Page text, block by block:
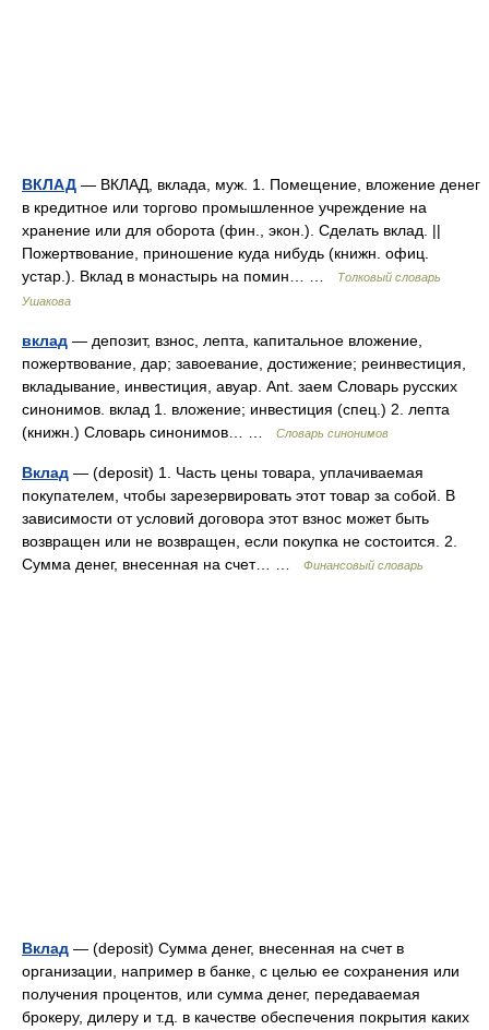
ВКЛАД — ВКЛАД, вклада, муж. 1. Помещение, вложение денег
в кредитное или торгово промышленное учреждение на
хранение или для оборота (фин., экон.). Сделать вклад. ||
Пожертвование, приношение куда нибудь (книжн. офиц.
устар.). Вклад в монастырь на помин… …
Толковый словарь
Ушакова
вклад — депозит, взнос, лепта, капитальное вложение,
пожертвование, дар; завоевание, достижение; реинвестиция,
вкладывание, инвестиция, авуар. Ant. заем Словарь русских
синонимов. вклад 1. вложение; инвестиция (спец.) 2. лепта
(книжн.) Словарь синонимов… …
Словарь синонимов
Вклад — (deposit) 1. Часть цены товара, уплачиваемая
покупателем, чтобы зарезервировать этот товар за собой. В
зависимости от условий договора этот взнос может быть
возвращен или не возвращен, если покупка не состоится. 2.
Сумма денег, внесенная на счет… …
Финансовый словарь
Вклад — (deposit) Сумма денег, внесенная на счет в
организации, например в банке, с целью ее сохранения или
получения процентов, или сумма денег, передаваемая
брокеру, дилеру и т.д. в качестве обеспечения покрытия каких